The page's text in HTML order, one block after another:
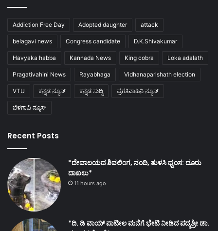
Addiction Free Day Adopted daughter attack
belagavi news Congress candidate D.K.Shivakumar
Havyaka habba Kannada News King cobra Loka adalath
Pragativahini News Rayabhaga Vidhanaparishath election
VTU ಕನ್ನಡ ನ್ಯೂಸ್ ಕನ್ನಡ ಸುದ್ದಿ ಪ್ರಗತಿವಾಹಿನಿ ನ್ಯೂಸ್
ಬೆಳಗಾವಿ ನ್ಯೂಸ್
Recent Posts
*ದೇವಾಲಯದ ಶಿವಲಿಂಗ, ನಂದಿ, ತುಳಸಿ ಧ್ವಂಸ: ದೂರು
ದಾಖಲು*
11 hours ago
*ದಿ. ಡಿ ವಾಯ್ ಪಾಟೀಲ ಮನೆಗೆ ಭೇಟಿ ನೀಡಿದ ಪದ್ಮಶ್ರೀ ಡಾ.